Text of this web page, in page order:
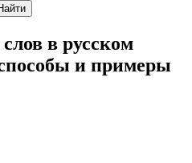
в русском
и примеры